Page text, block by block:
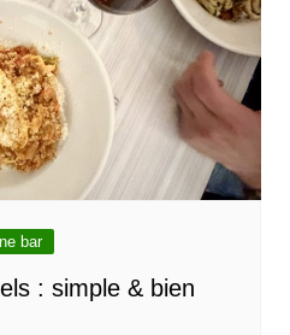
bar
: simple & bien